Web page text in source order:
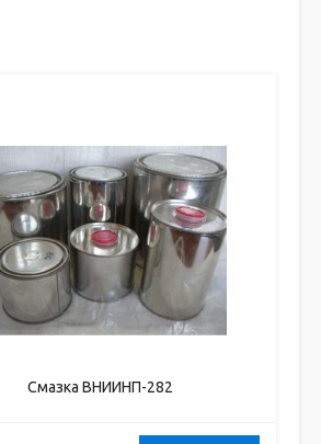
Смазка ВНИИНП-282